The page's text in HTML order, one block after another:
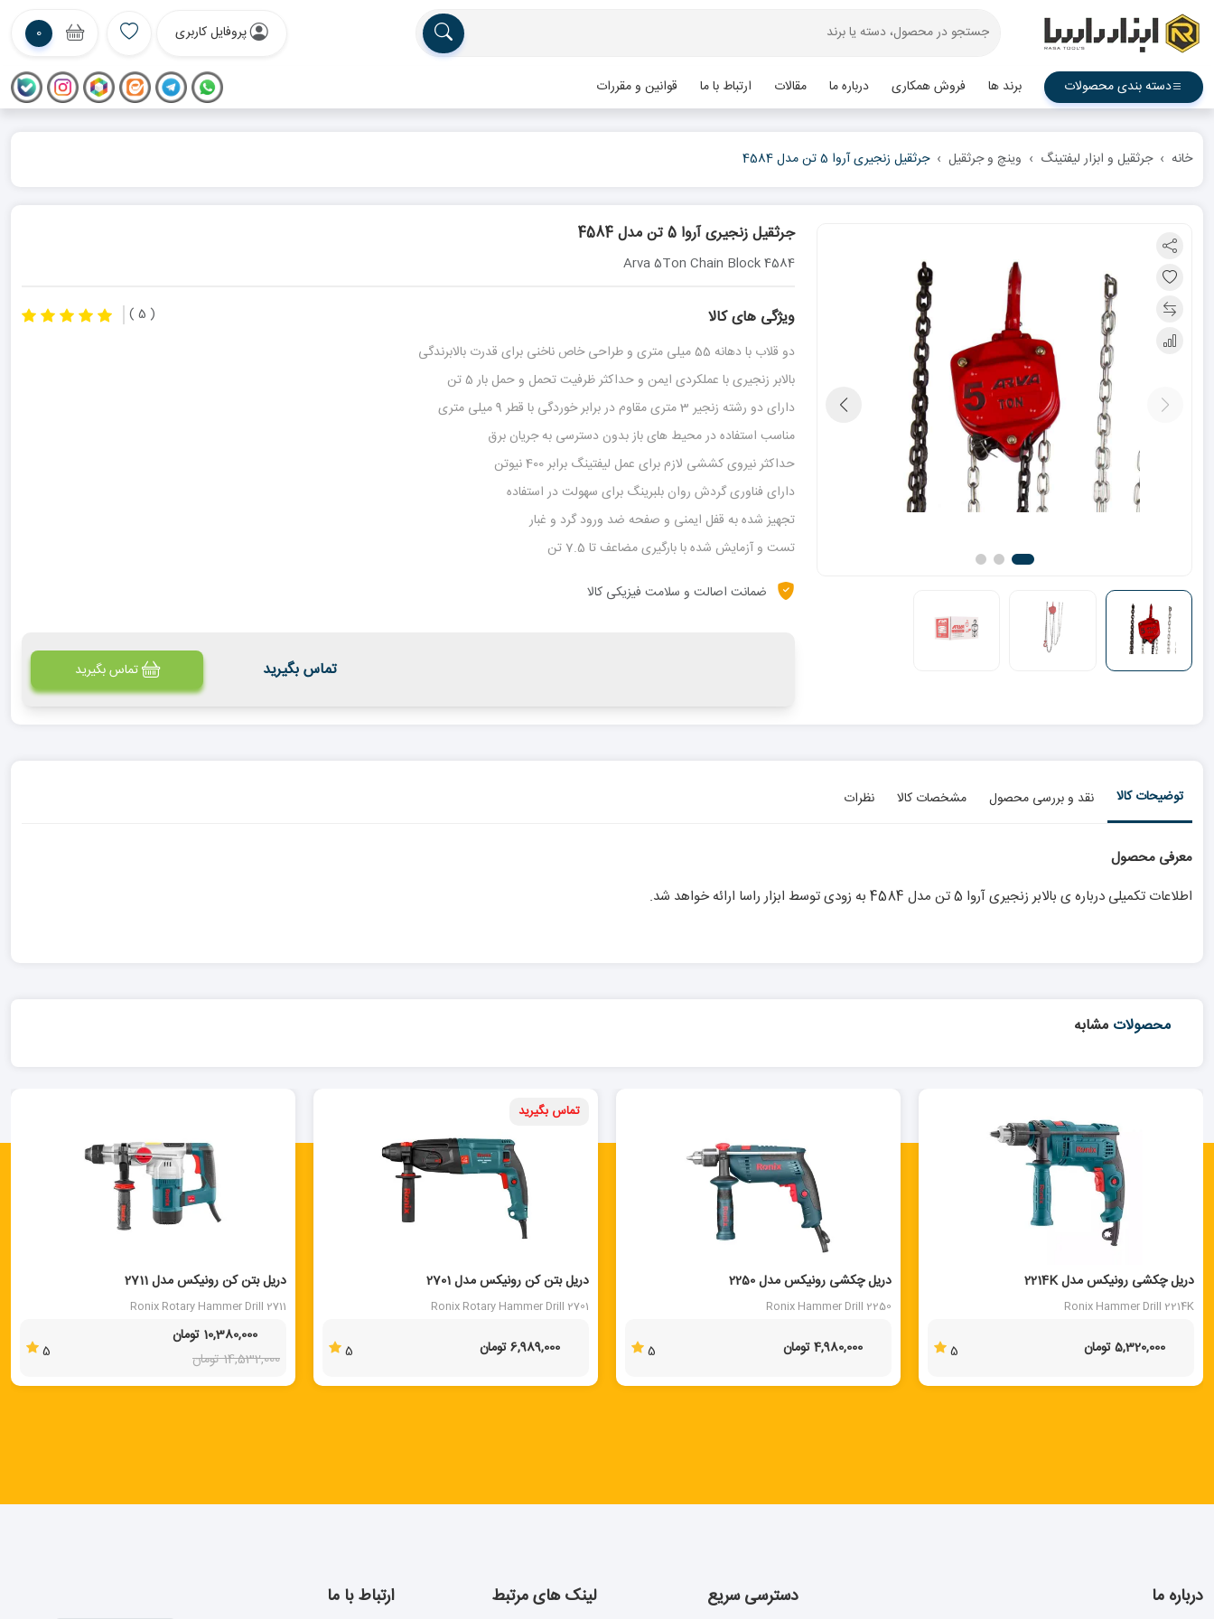
پروفایل کاربری 0
دسته بندی محصولات برند ها فروش همکاری درباره ما مقالات ارتباط با ما قوانین و مقررات
خانه جرثقیل و ابزار لیفتینگ وینچ و جرثقیل جرثقیل زنجیری آروا 5 تن مدل 4584
جرثقیل زنجیری آروا 5 تن مدل 4584
Arva 5Ton Chain Block 4584
ویژگی های کالا
دو قلاب با دهانه 55 میلی متری و طراحی خاص ناخنی برای قدرت بالابرندگی
بالابر زنجیری با عملکردی ایمن و حداکثر ظرفیت تحمل و حمل بار 5 تن
دارای دو رشته زنجیر 3 متری مقاوم در برابر خوردگی با قطر 9 میلی متری
مناسب استفاده در محیط های باز بدون دسترسی به جریان برق
حداکثر نیروی کششی لازم برای عمل لیفتینگ برابر 400 نیوتن
دارای فناوری گردش روان بلبرینگ برای سهولت در استفاده
تجهیز شده به قفل ایمنی و صفحه ضد ورود گرد و غبار
تست و آزمایش شده با بارگیری مضاعف تا 7.5 تن
( 5 )
ضمانت اصالت و سلامت فیزیکی کالا
تماس بگیرید تماس بگیرید
توضیحات کالا نقد و بررسی محصول مشخصات کالا نظرات
معرفی محصول
اطلاعات تکمیلی درباره ی بالابر زنجیری آروا 5 تن مدل 4584 به زودی توسط ابزار راسا ارائه خواهد شد.
محصولات مشابه
دریل چکشی رونیکس مدل 2214K
Ronix Hammer Drill 2214K
5,320,000 تومان 5
دریل چکشی رونیکس مدل 2250
Ronix Hammer Drill 2250
4,980,000 تومان 5
تماس بگیرید
دریل بتن کن رونیکس مدل 2701
Ronix Rotary Hammer Drill 2701
6,989,000 تومان 5
40 %
دریل بتن کن رونیکس مدل 2711
Ronix Rotary Hammer Drill 2711
10,380,000 تومان
14,532,000 تومان
5
درباره ما دسترسی سریع لینک های مرتبط ارتباط با ما